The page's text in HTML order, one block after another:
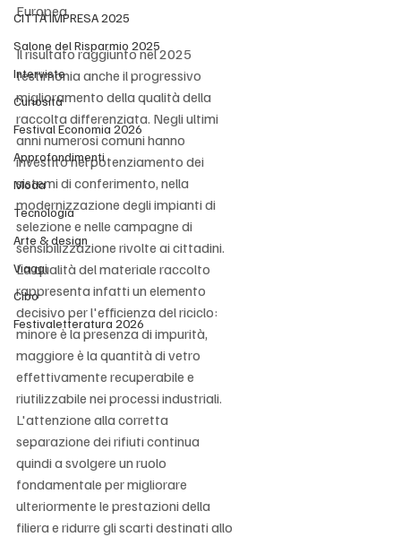
CITTÀ IMPRESA 2025
Salone del Risparmio 2025
Interviste
Curiosità
Festival Economia 2026
Approfondimenti
Moda
Tecnologia
Arte & design
Viaggi
Cibo
Festivaletteratura 2026
Europea.
Il risultato raggiunto nel 2025
testimonia anche il progressivo
miglioramento della qualità della
raccolta differenziata. Negli ultimi
anni numerosi comuni hanno
investito nel potenziamento dei
sistemi di conferimento, nella
modernizzazione degli impianti di
selezione e nelle campagne di
sensibilizzazione rivolte ai cittadini.
La qualità del materiale raccolto
rappresenta infatti un elemento
decisivo per l'efficienza del riciclo:
minore è la presenza di impurità,
maggiore è la quantità di vetro
effettivamente recuperabile e
riutilizzabile nei processi industriali.
L'attenzione alla corretta
separazione dei rifiuti continua
quindi a svolgere un ruolo
fondamentale per migliorare
ulteriormente le prestazioni della
filiera e ridurre gli scarti destinati allo